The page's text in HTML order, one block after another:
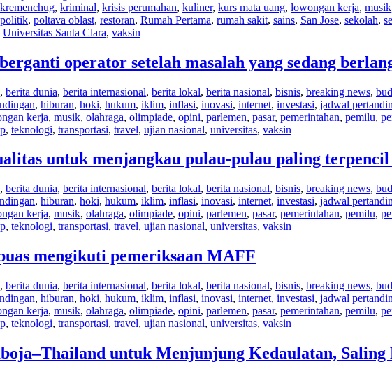
kremenchug, kriminal, krisis perumahan, kuliner, kurs mata uang, lowongan kerja, musik
politik, poltava oblast, restoran, Rumah Pertama, rumah sakit, sains, San Jose, sekolah,
Universitas Santa Clara, vaksin
operator setelah masalah yang sedang
, berita dunia, berita internasional, berita lokal, berita nasional, bisnis, breaking news,
, hiburan, hoki, hukum, iklim, inflasi, inovasi, internet, investasi, jadwal
kerja, musik, olahraga, olimpiade, opini, parlemen, pasar, pemerintahan, pemilu,
, teknologi, transportasi, travel, ujian nasional, universitas, vaksin
untuk menjangkau pulau-pulau paling
, berita dunia, berita internasional, berita lokal, berita nasional, bisnis, breaking news,
, hiburan, hoki, hukum, iklim, inflasi, inovasi, internet, investasi, jadwal
kerja, musik, olahraga, olimpiade, opini, parlemen, pasar, pemerintahan, pemilu,
, teknologi, transportasi, travel, ujian nasional, universitas, vaksin
mengikuti pemeriksaan MAFF
, berita dunia, berita internasional, berita lokal, berita nasional, bisnis, breaking news,
, hiburan, hoki, hukum, iklim, inflasi, inovasi, internet, investasi, jadwal
kerja, musik, olahraga, olimpiade, opini, parlemen, pasar, pemerintahan, pemilu,
, teknologi, transportasi, travel, ujian nasional, universitas, vaksin
untuk Menjunjung Kedaulatan,